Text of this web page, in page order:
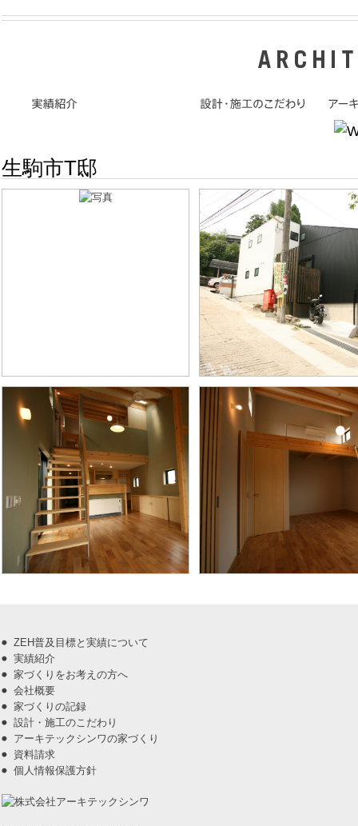
生駒市T邸
ZEH普及目標と実績について
実績紹介
家づくりをお考えの方へ
会社概要
家づくりの記録
設計・施工のこだわり
アーキテックシンワの家づくり
資料請求
個人情報保護方針